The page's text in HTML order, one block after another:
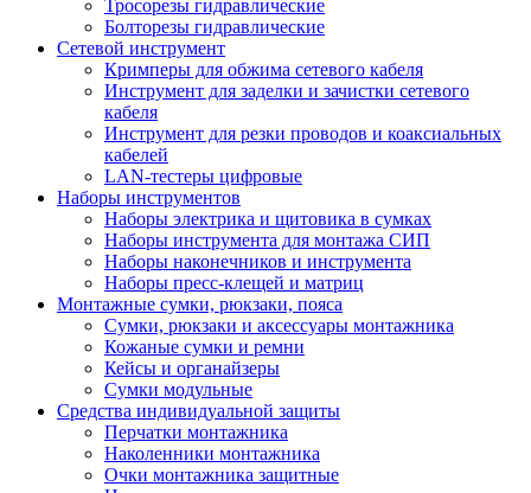
Тросорезы гидравлические
Болторезы гидравлические
Сетевой инструмент
Кримперы для обжима сетевого кабеля
Инструмент для заделки и зачистки сетевого
кабеля
Инструмент для резки проводов и коаксиальных
кабелей
LAN-тестеры цифровые
Наборы инструментов
Наборы электрика и щитовика в сумках
Наборы инструмента для монтажа СИП
Наборы наконечников и инструмента
Наборы пресс-клещей и матриц
Монтажные сумки, рюкзаки, пояса
Сумки, рюкзаки и аксессуары монтажника
Кожаные сумки и ремни
Кейсы и органайзеры
Сумки модульные
Средства индивидуальной защиты
Перчатки монтажника
Наколенники монтажника
Очки монтажника защитные